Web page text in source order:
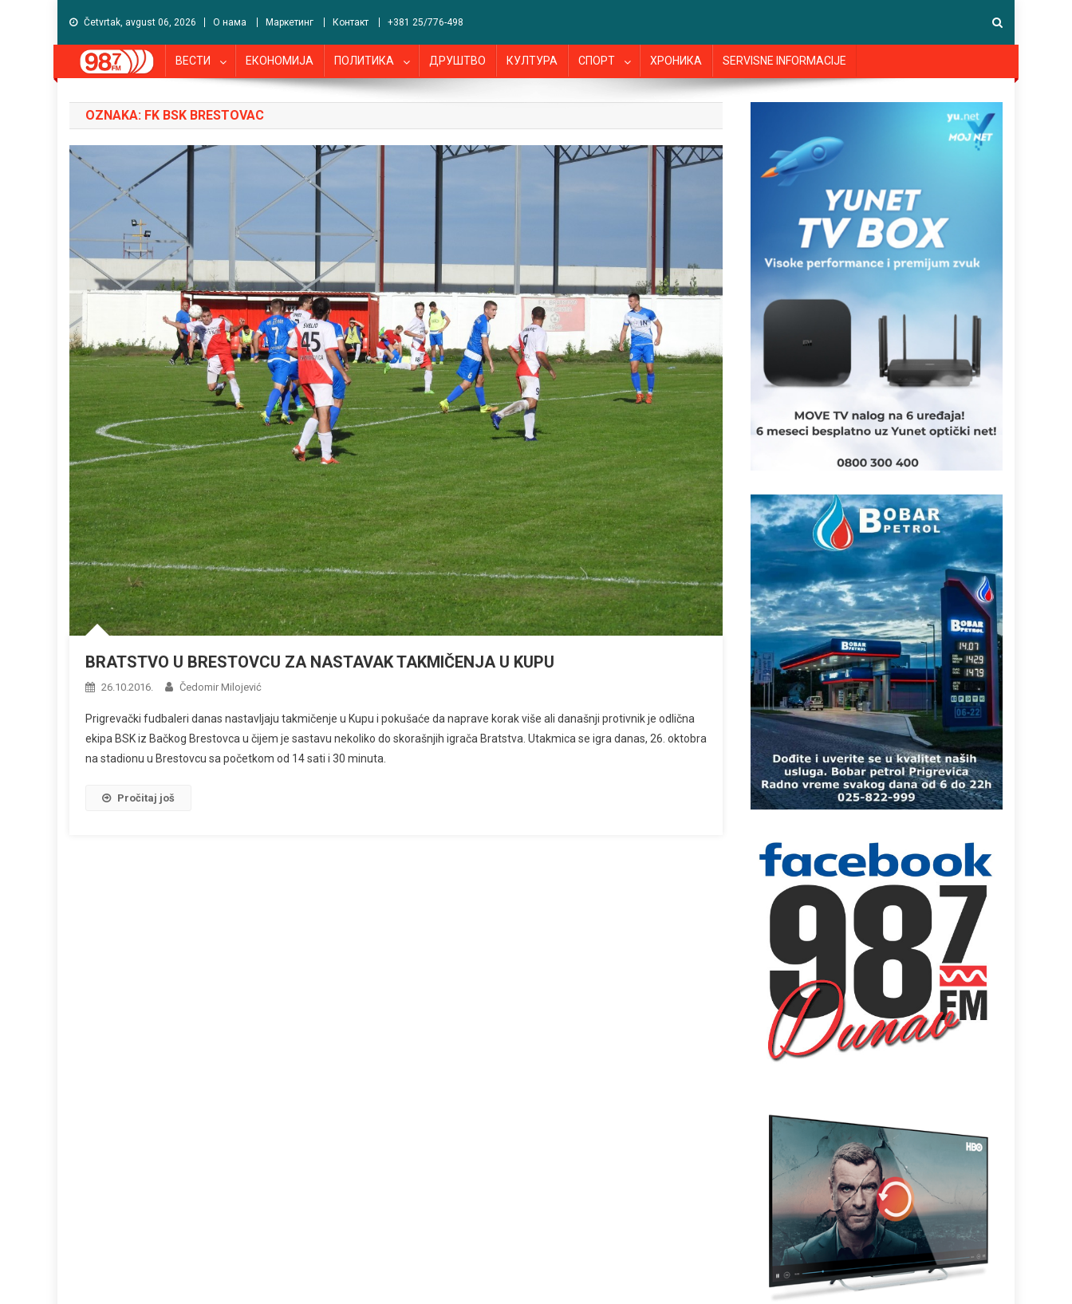
Četvrtak, avgust 06, 2026 О нама Маркетинг Контакт +381 25/776-498
ВЕСТИ ЕКОНОМИЈА ПОЛИТИКА ДРУШТВО КУЛТУРА СПОРТ ХРОНИКА SERVISNE INFORMACIJE
OZNAKA: FK BSK BRESTOVAC
BRATSTVO U BRESTOVCU ZA NASTAVAK TAKMIČENJA U KUPU
26.10.2016. Čedomir Milojević
Prigrevački fudbaleri danas nastavljaju takmičenje u Kupu i pokušaće da naprave korak više ali današnji protivnik je odlična
ekipa BSK iz Bačkog Brestovca u čijem je sastavu nekoliko do skorašnjih igrača Bratstva. Utakmica se igra danas, 26. oktobra
na stadionu u Brestovcu sa početkom od 14 sati i 30 minuta.
Pročitaj još